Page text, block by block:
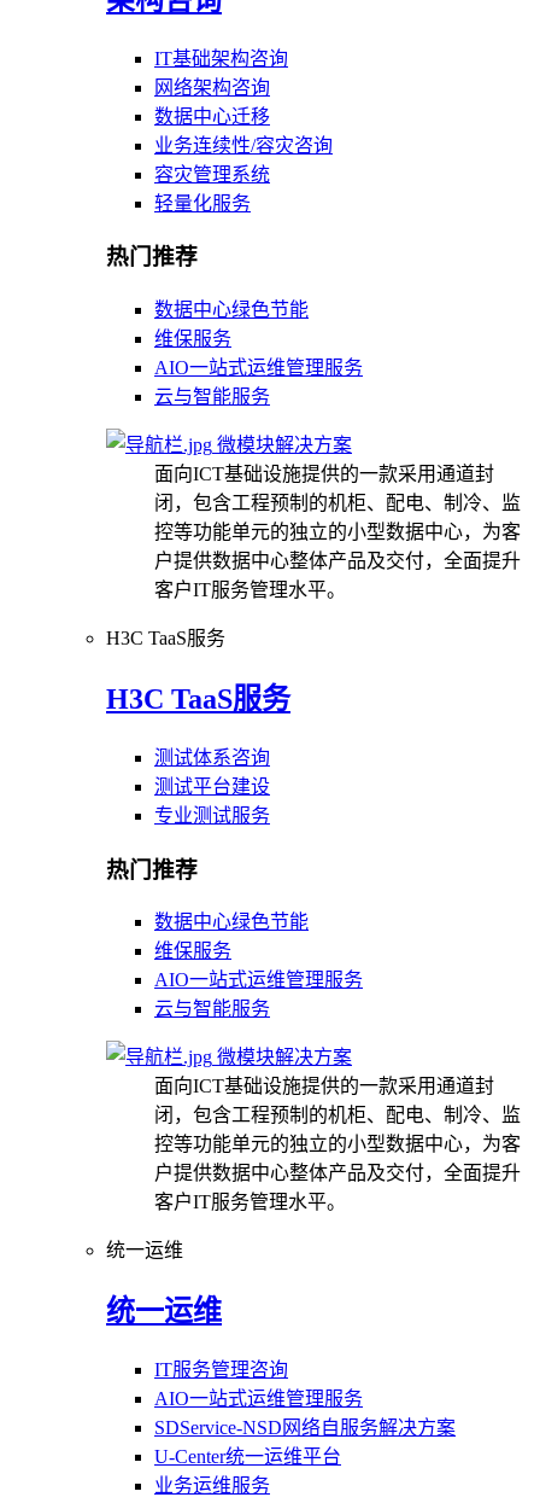
IT基础架构咨询
网络架构咨询
数据中心迁移
业务连续性/容灾咨询
容灾管理系统
轻量化服务
热门推荐
数据中心绿色节能
维保服务
AIO一站式运维管理服务
云与智能服务
微模块解决方案
面向ICT基础设施提供的一款采用通道封
闭，包含工程预制的机柜、配电、制冷、监
控等功能单元的独立的小型数据中心，为客
户提供数据中心整体产品及交付，全面提升
客户IT服务管理水平。
H3C TaaS服务
H3C TaaS服务
测试体系咨询
测试平台建设
专业测试服务
热门推荐
数据中心绿色节能
维保服务
AIO一站式运维管理服务
云与智能服务
微模块解决方案
面向ICT基础设施提供的一款采用通道封
闭，包含工程预制的机柜、配电、制冷、监
控等功能单元的独立的小型数据中心，为客
户提供数据中心整体产品及交付，全面提升
客户IT服务管理水平。
统一运维
统一运维
IT服务管理咨询
AIO一站式运维管理服务
SDService-NSD网络自服务解决方案
U-Center统一运维平台
业务运维服务